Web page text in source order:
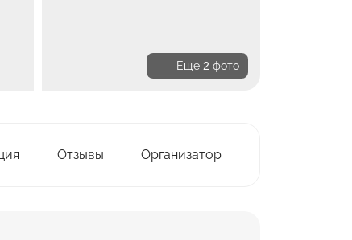
Еще 2 фото
Отзывы Организатор